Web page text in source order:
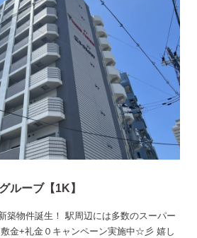
ルーブ【1K】
築物件誕生！ 駅周辺には多数のスーパー
金+礼金０キャンペーン実施中☆彡 嬉し